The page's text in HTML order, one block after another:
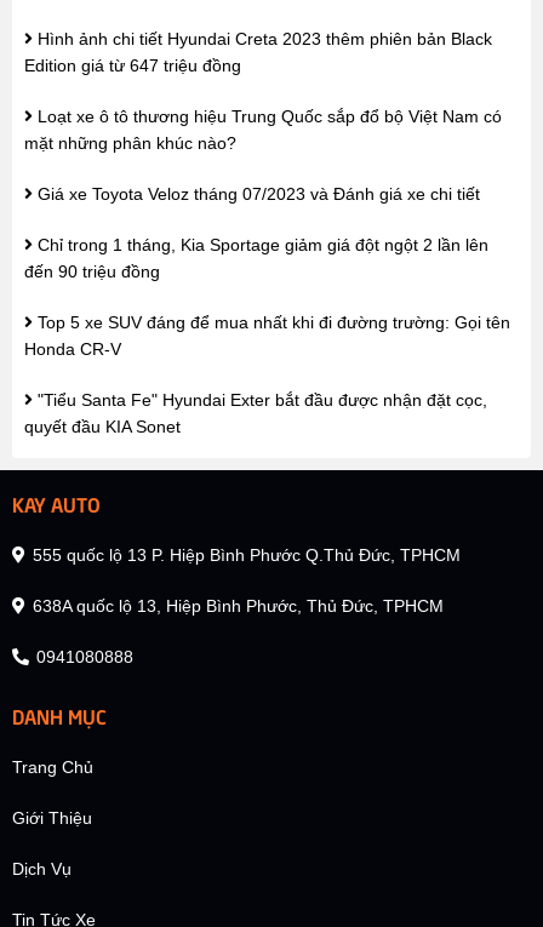
Hình ảnh chi tiết Hyundai Creta 2023 thêm phiên bản Black
Edition giá từ 647 triệu đồng
Loạt xe ô tô thương hiệu Trung Quốc sắp đổ bộ Việt Nam có
mặt những phân khúc nào?
Giá xe Toyota Veloz tháng 07/2023 và Đánh giá xe chi tiết
Chỉ trong 1 tháng, Kia Sportage giảm giá đột ngột 2 lần lên
đến 90 triệu đồng
Top 5 xe SUV đáng để mua nhất khi đi đường trường: Gọi tên
Honda CR-V
"Tiểu Santa Fe" Hyundai Exter bắt đầu được nhận đặt cọc,
quyết đầu KIA Sonet
KAY AUTO
555 quốc lộ 13 P. Hiệp Bình Phước Q.Thủ Đức, TPHCM
638A quốc lộ 13, Hiệp Bình Phước, Thủ Đức, TPHCM
0941080888
DANH MỤC
Trang Chủ
Giới Thiệu
Dịch Vụ
Tin Tức Xe